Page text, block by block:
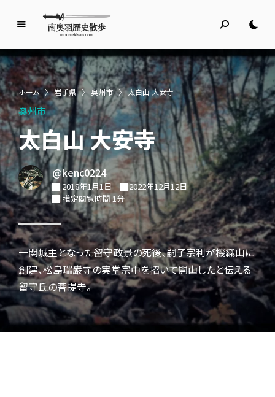
奥
羽
歴
史
散
歩
名所旧跡と館めぐり
ホーム 〉 岩手県 〉 奥州市 〉 太白山 大安寺
奥州市
太白山 大安寺
@kenc0224
2018年1月1日
2022年12月12日
推定閲覧時間 1分
一関城主となった留守政景の死後、嗣子宗利が機織山に
創建、松島瑞巌寺の実堂宗中を招いて開山したと伝える
留守氏の菩提寺。